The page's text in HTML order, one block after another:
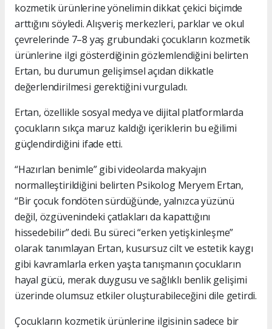
kozmetik ürünlerine yönelimin dikkat çekici biçimde
arttığını söyledi. Alışveriş merkezleri, parklar ve okul
çevrelerinde 7–8 yaş grubundaki çocukların kozmetik
ürünlerine ilgi gösterdiğinin gözlemlendiğini belirten
Ertan, bu durumun gelişimsel açıdan dikkatle
değerlendirilmesi gerektiğini vurguladı.
Ertan, özellikle sosyal medya ve dijital platformlarda
çocukların sıkça maruz kaldığı içeriklerin bu eğilimi
güçlendirdiğini ifade etti.
“Hazırlan benimle” gibi videolarda makyajın
normalleştirildiğini belirten Psikolog Meryem Ertan,
“Bir çocuk fondöten sürdüğünde, yalnızca yüzünü
değil, özgüvenindeki çatlakları da kapattığını
hissedebilir” dedi. Bu süreci “erken yetişkinleşme”
olarak tanımlayan Ertan, kusursuz cilt ve estetik kaygı
gibi kavramlarla erken yaşta tanışmanın çocukların
hayal gücü, merak duygusu ve sağlıklı benlik gelişimi
üzerinde olumsuz etkiler oluşturabileceğini dile getirdi.
Çocukların kozmetik ürünlerine ilgisinin sadece bir